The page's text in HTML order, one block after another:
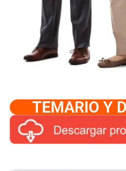
TEMARIO Y